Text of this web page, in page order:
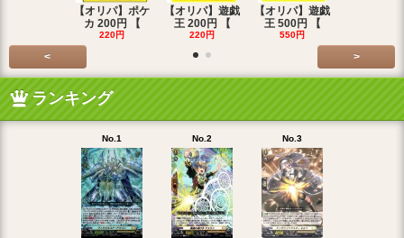
【オリパ】ポケ
カ 200円 【
220円
【オリパ】遊戯
王 200円 【
220円
【オリパ】遊戯
王 500円 【
550円
< >
ランキング
No.1 No.2 No.3